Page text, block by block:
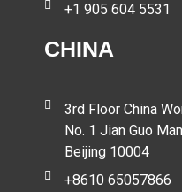
+1 905 604 5531
CHINA
3rd Floor China
No. 1 Jian Guo
Beijing 10004
+8610 65057866